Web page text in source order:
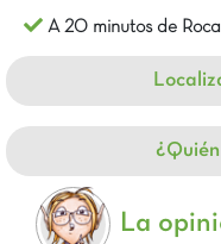
A 20 minutos de
La